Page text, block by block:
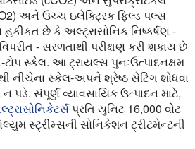
અને ઉચ્ચ ઇલેક્ટ્રિક ફિલ્ડ પલ્સ
છે કે અલ્ટ્રાસોનિક નિષ્કર્ષણ -
- સરળતાથી પરીક્ષણ કરી શકાય છે
સ્કેલ. આ ટ્રાયલ્સ પુનઃઉત્પાદનક્ષમ
નીચેના સ્કેલ-અપને શ્રેષ્ઠ સેટિંગ શોધવા
પડે. સંપૂર્ણ વ્યાવસાયિક ઉત્પાદન માટે,
પ્રતિ યુનિટ 16,000 વોટ
સ્ટ્રીમ્સની સોનિકેશન ટ્રીટમેન્ટની